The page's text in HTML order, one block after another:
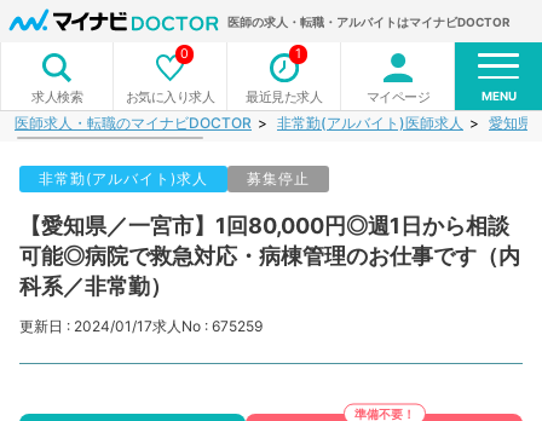
医師の求人・転職・アルバイトはマイナビDOCTOR
求人検索 お気に入り求人
0
最近見た求人
1
マイページ MENU
医師求人・転職のマイナビDOCTOR 非常勤(アルバイト)医師求人 愛知県
非常勤(アルバイト)求人 募集停止
【愛知県／一宮市】1回80,000円◎週1日から相談
可能◎病院で救急対応・病棟管理のお仕事です（内
科系／非常勤）
更新日 : 2024/01/17求人No : 675259